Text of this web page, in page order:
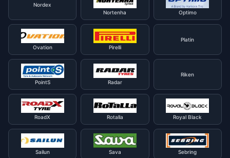
Nordex
Nortenha
Optimo
Ovation Pirelli
Platin
PointS Radar
Riken
RoadX Rotalla Royal Black
Sailun Sava Sebring